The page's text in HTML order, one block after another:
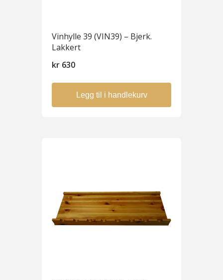
Vinhylle 39 (VIN39) – Bjerk.
Lakkert
kr 630
Legg til i handlekurv